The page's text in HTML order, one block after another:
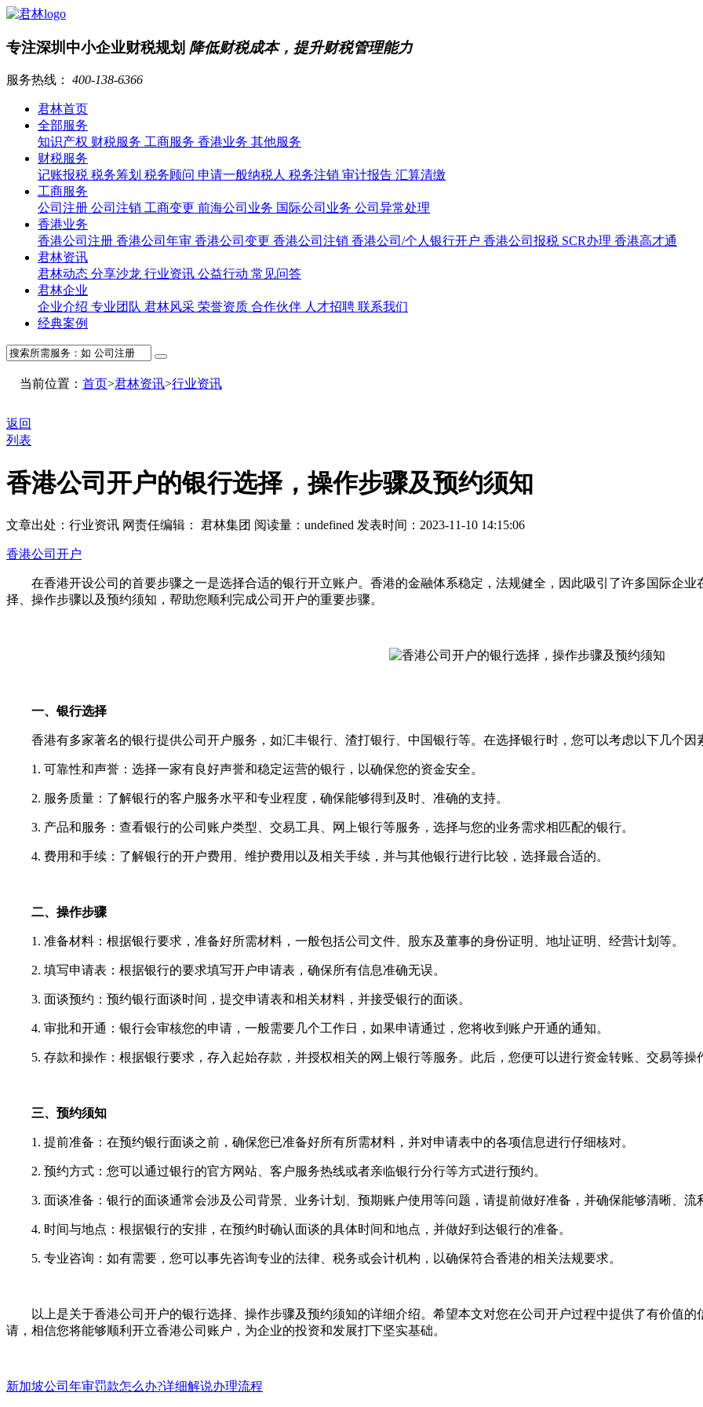
专注深圳中小企业财税规划 降低财税成本，提升财税管理能力
服务热线： 400-138-6366
君林首页
全部服务
知识产权 财税服务 工商服务 香港业务 其他服务
财税服务
记账报税 税务筹划 税务顾问 申请一般纳税人 税务注销 审计报告 汇算清缴
工商服务
公司注册 公司注销 工商变更 前海公司业务 国际公司业务 公司异常处理
香港业务
香港公司注册 香港公司年审 香港公司变更 香港公司注销 香港公司/个人银行开户 香港公司报税 SCR办理 香港高才通
君林资讯
君林动态 分享沙龙 行业资讯 公益行动 常见问答
君林企业
企业介绍 专业团队 君林风采 荣誉资质 合作伙伴 人才招聘 联系我们
经典案例
当前位置： 首页>君林资讯>行业资讯
返回
列表
香港公司开户的银行选择，操作步骤及预约须知
文章出处：行业资讯 网责任编辑： 君林集团 阅读量： undefined 发表时间：2023-11-10 14:15:06
香港公司开户
在香港开设公司的首要步骤之一是选择合适的银行开立账户。香港的金融体系稳定，法规健全，因此吸引了许多国际企业
择、操作步骤以及预约须知，帮助您顺利完成公司开户的重要步骤。
一、银行选择
香港有多家著名的银行提供公司开户服务，如汇丰银行、渣打银行、中国银行等。在选择银行时，您可以考虑以下几个因
1. 可靠性和声誉：选择一家有良好声誉和稳定运营的银行，以确保您的资金安全。
2. 服务质量：了解银行的客户服务水平和专业程度，确保能够得到及时、准确的支持。
3. 产品和服务：查看银行的公司账户类型、交易工具、网上银行等服务，选择与您的业务需求相匹配的银行。
4. 费用和手续：了解银行的开户费用、维护费用以及相关手续，并与其他银行进行比较，选择最合适的。
二、操作步骤
1. 准备材料：根据银行要求，准备好所需材料，一般包括公司文件、股东及董事的身份证明、地址证明、经营计划等。
2. 填写申请表：根据银行的要求填写开户申请表，确保所有信息准确无误。
3. 面谈预约：预约银行面谈时间，提交申请表和相关材料，并接受银行的面谈。
4. 审批和开通：银行会审核您的申请，一般需要几个工作日，如果申请通过，您将收到账户开通的通知。
5. 存款和操作：根据银行要求，存入起始存款，并授权相关的网上银行等服务。此后，您便可以进行资金转账、交易等操
三、预约须知
1. 提前准备：在预约银行面谈之前，确保您已准备好所有所需材料，并对申请表中的各项信息进行仔细核对。
2. 预约方式：您可以通过银行的官方网站、客户服务热线或者亲临银行分行等方式进行预约。
3. 面谈准备：银行的面谈通常会涉及公司背景、业务计划、预期账户使用等问题，请提前做好准备，并确保能够清晰、流
4. 时间与地点：根据银行的安排，在预约时确认面谈的具体时间和地点，并做好到达银行的准备。
5. 专业咨询：如有需要，您可以事先咨询专业的法律、税务或会计机构，以确保符合香港的相关法规要求。
以上是关于香港公司开户的银行选择、操作步骤及预约须知的详细介绍。希望本文对您在公司开户过程中提供了有价值的
请，相信您将能够顺利开立香港公司账户，为企业的投资和发展打下坚实基础。
新加坡公司年审罚款怎么办?详细解说办理流程